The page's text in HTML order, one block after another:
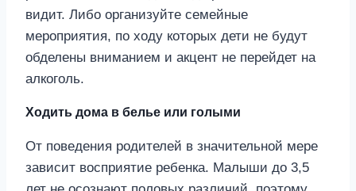
видит. Либо организуйте семейные
мероприятия, по ходу которых дети не будут
обделены вниманием и акцент не перейдет на
алкоголь.
Ходить дома в белье или голыми
От поведения родителей в значительной мере
зависит восприятие ребенка. Малыши до 3,5